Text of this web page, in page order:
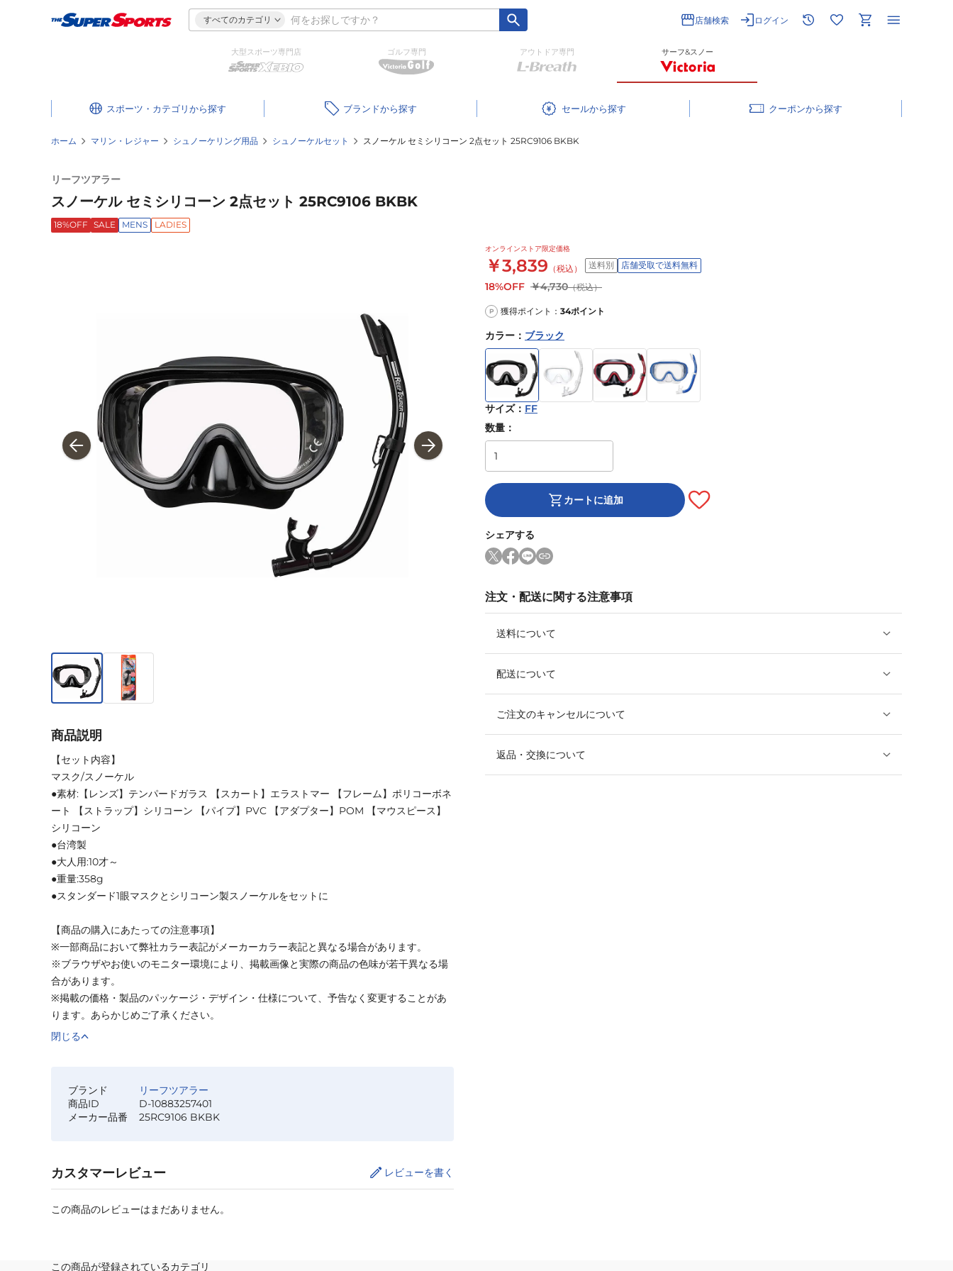
すべてのカテゴリ 店舗検索 ログイン
大型スポーツ専門店 ゴルフ専門 アウトドア専門 サーフ&スノー
スポーツ・カテゴリ ブランド セール クーポン
ホーム マリン・レジャー シュノーケリング用品 シュノーケルセット スノーケル セミシリコーン 2点セット 25RC9106 BKBK
リーフツアラー
スノーケル セミシリコーン 2点セット 25RC9106 BKBK
18%OFF SALE MENS LADIES
オンラインストア限定価格
￥3,839 （税込） 送料別 店舗受取で送料無料
18%OFF ￥4,730（税込）
P 獲得ポイント： 34ポイント
カラー ： ブラック
サイズ： FF
数量：
カートに追加
シェアする
注文・配送に関する注意事項
送料について
配送について
ご注文のキャンセルについて
返品・交換について
商品説明
【セット内容】
マスク/スノーケル
●素材:【レンズ】テンパードガラス 【スカート】エラストマー 【フレーム】ポリコーボネ
ート 【ストラップ】シリコーン 【パイプ】PVC 【アダプター】POM 【マウスピース】
シリコーン
●台湾製
●大人用:10才～
●重量:358g
●スタンダード1眼マスクとシリコーン製スノーケルをセットに
【商品の購入にあたっての注意事項】
※一部商品において弊社カラー表記がメーカーカラー表記と異なる場合があります。
※ブラウザやお使いのモニター環境により、掲載画像と実際の商品の色味が若干異なる場
合があります。
※掲載の価格・製品のパッケージ・デザイン・仕様について、予告なく変更することがあ
ります。あらかじめご了承ください。
閉じる
ブランド
リーフツアラー
商品ID
D-10883257401
メーカー品番
25RC9106 BKBK
カスタマーレビュー レビューを書く
この商品のレビューはまだありません。
この商品が登録されているカテゴリ